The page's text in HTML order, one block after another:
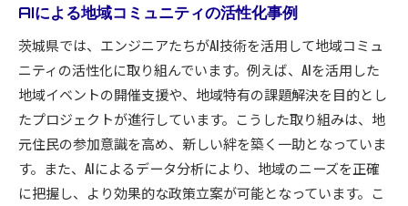
AIによる地域コミュニティの活性化事例
茨城県では、エンジニアたちがAI技術を活用して地域コミュ
ニティの活性化に取り組んでいます。例えば、AIを活用した
地域イベントの開催支援や、地域特有の課題解決を目的とし
たプロジェクトが進行しています。こうした取り組みは、地
元住民の参加意識を高め、新しい絆を築く一助となっていま
す。また、AIによるデータ分析により、地域のニーズを正確
に把握し、より効果的な政策立案が可能となっています。こ